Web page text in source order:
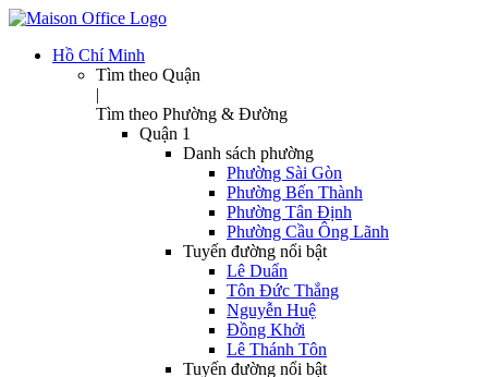
Hồ Chí Minh
Tìm theo Quận
|
Tìm theo Phường & Đường
Quận 1
Danh sách phường
Phường Sài Gòn
Phường Bến Thành
Phường Tân Định
Phường Cầu Ông Lãnh
Tuyến đường nổi bật
Lê Duẩn
Tôn Đức Thắng
Nguyễn Huệ
Đồng Khởi
Lê Thánh Tôn
Tuyến đường nổi bật